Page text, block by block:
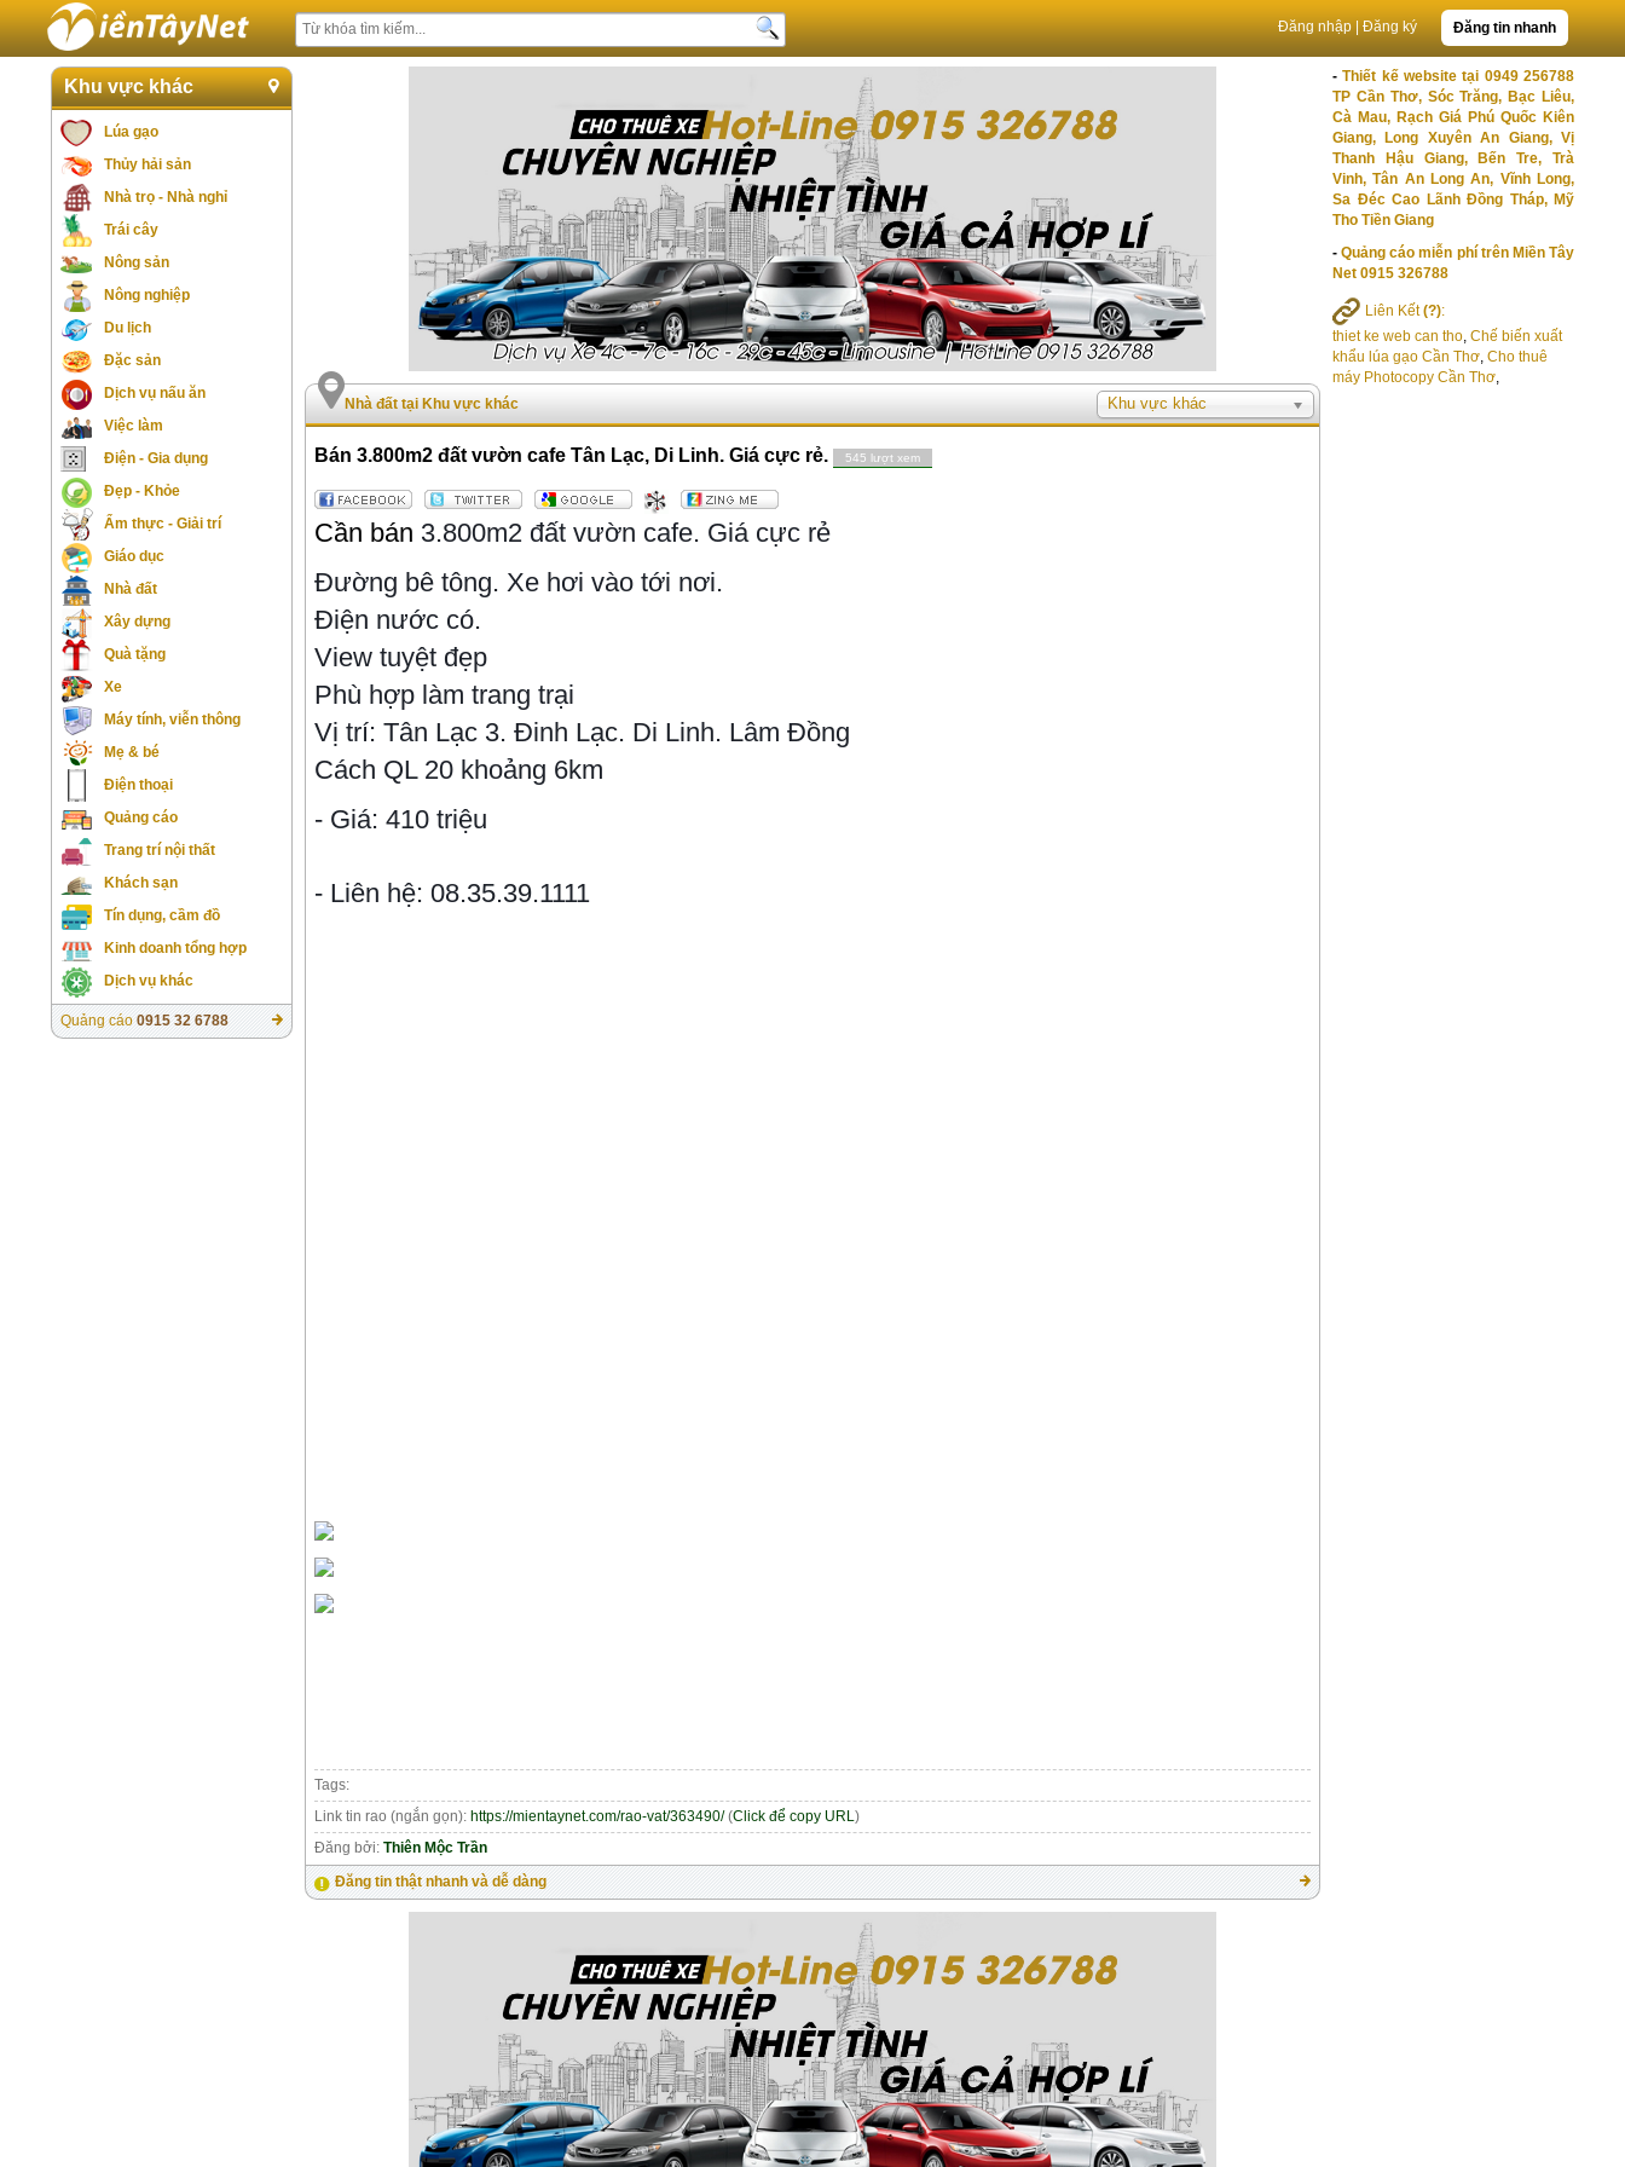
Đăng tin nhanh
Đăng nhập Đăng ký
Khu vực khác
Lúa gạo
Thủy hải sản
Nhà trọ - Nhà nghỉ
Trái cây
Nông sản
Nông nghiệp
Du lịch
Đặc sản
Dịch vụ nấu ăn
Việc làm
Điện - Gia dụng
Đẹp - Khỏe
Ẩm thực - Giải trí
Giáo dục
Nhà đất
Xây dựng
Quà tặng
Xe
Máy tính, viễn thông
Mẹ & bé
Điện thoại
Quảng cáo
Trang trí nội thất
Khách sạn
Tín dụng, cầm đồ
Kinh doanh tổng hợp
Dịch vụ khác
Quảng cáo 0915 32 6788
-Thiết kế website tại 0949 256788
TP Cần Thơ, Sóc Trăng, Bạc Liêu,
Cà Mau, Rạch Giá Phú Quốc Kiên
Giang, Long Xuyên An Giang, Vị
Thanh Hậu Giang, Bến Tre, Trà
Vinh, Tân An Long An, Vĩnh Long,
Sa Đéc Cao Lãnh Đồng Tháp, Mỹ
Tho Tiền Giang
-Quảng cáo miễn phí trên Miền Tây
Net 0915 326788
Liên Kết(?):
thiet ke web can tho, Chế biến xuất
khẩu lúa gạo Cần Thơ, Cho thuê
máy Photocopy Cần Thơ,
Nhà đất tại Khu vực khác
Khu vực khác
Bán 3.800m2 đất vườn cafe Tân Lạc, Di Linh. Giá cực rẻ. 545 lượt xem
Cần bán 3.800m2 đất vườn cafe. Giá cực rẻ
Đường bê tông. Xe hơi vào tới nơi.
Điện nước có.
View tuyệt đẹp
Phù hợp làm trang trại
Vị trí: Tân Lạc 3. Đinh Lạc. Di Linh. Lâm Đồng
Cách QL 20 khoảng 6km
- Giá: 410 triệu
- Liên hệ: 08.35.39.1111
Tags:
Link tin rao (ngắn gọn): https://mientaynet.com/rao-vat/363490/(Click để copy URL )
Đăng bởi: Thiên Mộc Trần
Đăng tin thật nhanh và dễ dàng